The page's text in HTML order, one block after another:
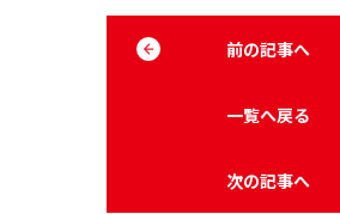
前の記事へ
一覧へ戻る
次の記事へ